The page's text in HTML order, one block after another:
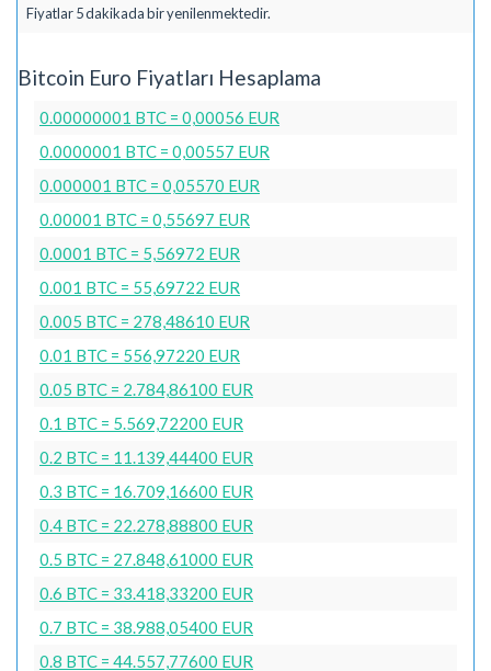
Fiyatlar 5 dakikada bir yenilenmektedir.
Bitcoin Euro Fiyatları Hesaplama
0.00000001 BTC = 0,00056 EUR
0.0000001 BTC = 0,00557 EUR
0.000001 BTC = 0,05570 EUR
0.00001 BTC = 0,55697 EUR
0.0001 BTC = 5,56972 EUR
0.001 BTC = 55,69722 EUR
0.005 BTC = 278,48610 EUR
0.01 BTC = 556,97220 EUR
0.05 BTC = 2.784,86100 EUR
0.1 BTC = 5.569,72200 EUR
0.2 BTC = 11.139,44400 EUR
0.3 BTC = 16.709,16600 EUR
0.4 BTC = 22.278,88800 EUR
0.5 BTC = 27.848,61000 EUR
0.6 BTC = 33.418,33200 EUR
0.7 BTC = 38.988,05400 EUR
0.8 BTC = 44.557,77600 EUR